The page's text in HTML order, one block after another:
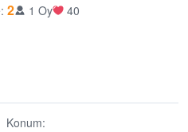
: 2 1 Oy 40
Konum: